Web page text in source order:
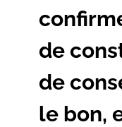
de
de
le bon,